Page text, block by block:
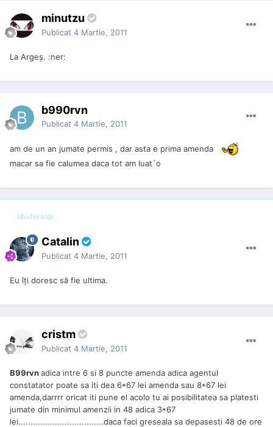
minutzu
Publicat 4 Martie, 2011
La Argeş. :ner:
b990rvn
Publicat 4 Martie, 2011
am de un an jumate permis , dar asta e prima amenda
macar sa fie calumea daca tot am luat`o
Moderator
Catalin
Publicat 4 Martie, 2011
Eu îți doresc să fie ultima.
cristm
Publicat 4 Martie, 2011
B99rvnadica intre 6 si 8 puncte amenda adica agentul
constatator poate sa iti dea 6*67 lei amenda sau 8*67 lei
amenda,darrrr oricat iti pune el acolo tu ai posibilitatea sa platesti
jumate din minimul amenzii in 48 adica 3*67
lei...................................daca faci greseala sa depasesti 48 de ore